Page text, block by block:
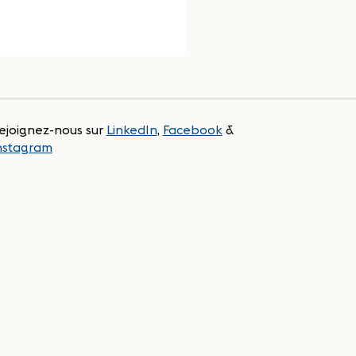
nous sur LinkedIn, Facebook &